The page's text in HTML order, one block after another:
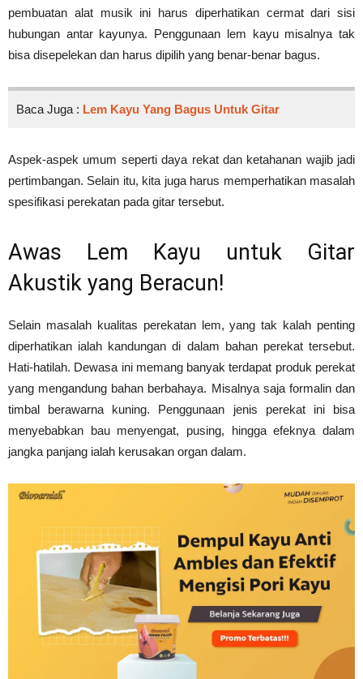
pembuatan alat musik ini harus diperhatikan cermat dari sisi
hubungan antar kayunya. Penggunaan lem kayu misalnya tak
bisa disepelekan dan harus dipilih yang benar-benar bagus.
Baca Juga : Lem Kayu Yang Bagus Untuk Gitar
Aspek-aspek umum seperti daya rekat dan ketahanan wajib jadi
pertimbangan. Selain itu, kita juga harus memperhatikan masalah
spesifikasi perekatan pada gitar tersebut.
Awas Lem Kayu untuk Gitar
Akustik yang Beracun!
Selain masalah kualitas perekatan lem, yang tak kalah penting
diperhatikan ialah kandungan di dalam bahan perekat tersebut.
Hati-hatilah. Dewasa ini memang banyak terdapat produk perekat
yang mengandung bahan berbahaya. Misalnya saja formalin dan
timbal berawarna kuning. Penggunaan jenis perekat ini bisa
menyebabkan bau menyengat, pusing, hingga efeknya dalam
jangka panjang ialah kerusakan organ dalam.